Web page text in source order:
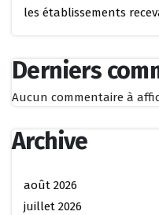
les établissements
Derniers
Aucun commentaire à
Archive
août 2026
juillet 2026